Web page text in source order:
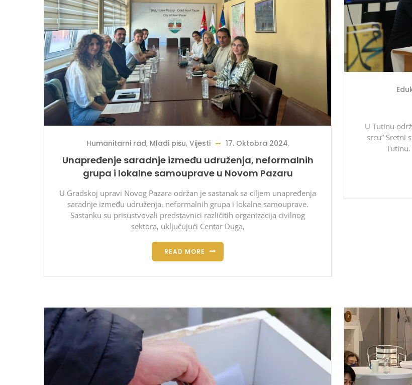
Humanitarni rad, Mladi pišu, Vijesti 17. Oktobra 2024.
Unapređenje saradnje između udruženja, neformalnih
grupa i lokalne samouprave u Novom Pazaru
U Gradskoj upravi Novog Pazara održan je sastanak sa ciljem unapređenja
saradnje između udruženja, neformalnih grupa i lokalne samouprave.
Sastanku su prisustvovali predstavnici različitih organizacija civilnog
sektora, uključujući Centar Duga,
READ MORE
U Tutinu
srcu” Sretni